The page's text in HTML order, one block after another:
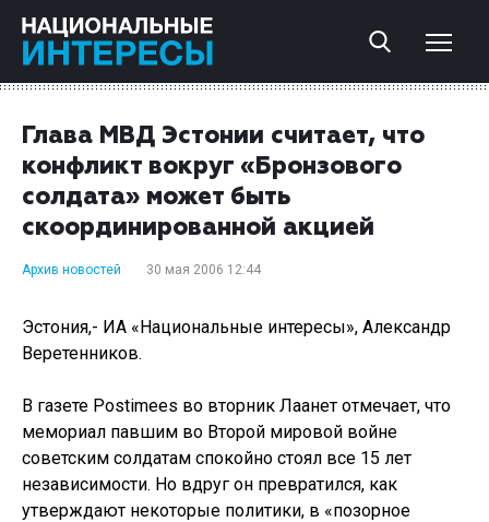
Глава МВД Эстонии считает, что
конфликт вокруг «Бронзового
солдата» может быть
скоординированной акцией
Архив новостей 30 мая 2006 12:44
Эстония,- ИА «Национальные интересы», Александр
Веретенников.
В газете Postimees во вторник Лаанет отмечает, что
мемориал павшим во Второй мировой войне
советским солдатам спокойно стоял все 15 лет
независимости. Но вдруг он превратился, как
утверждают некоторые политики, в «позорное